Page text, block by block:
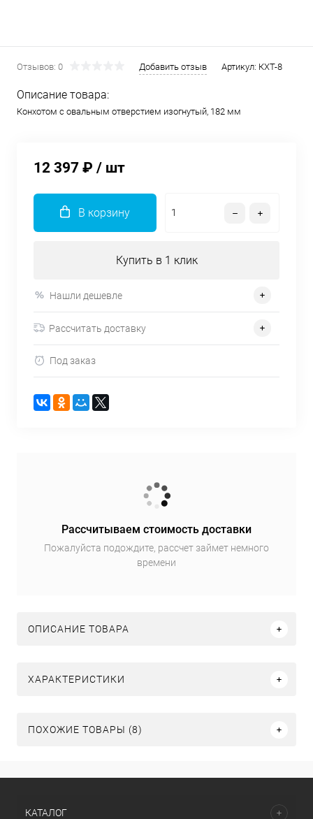
Отзывов: 0 Добавить отзыв Артикул: КХТ-8
Описание товара:
Конхотом с овальным отверстием изогнутый, 182 мм
12 397 ₽ / шт
В корзину
Купить в 1 клик
Нашли дешевле
Рассчитать доставку
Под заказ
Рассчитываем стоимость доставки
Пожалуйста подождите, рассчет займет немного
времени
ОПИСАНИЕ ТОВАРА
ХАРАКТЕРИСТИКИ
ПОХОЖИЕ ТОВАРЫ (8)
КАТАЛОГ